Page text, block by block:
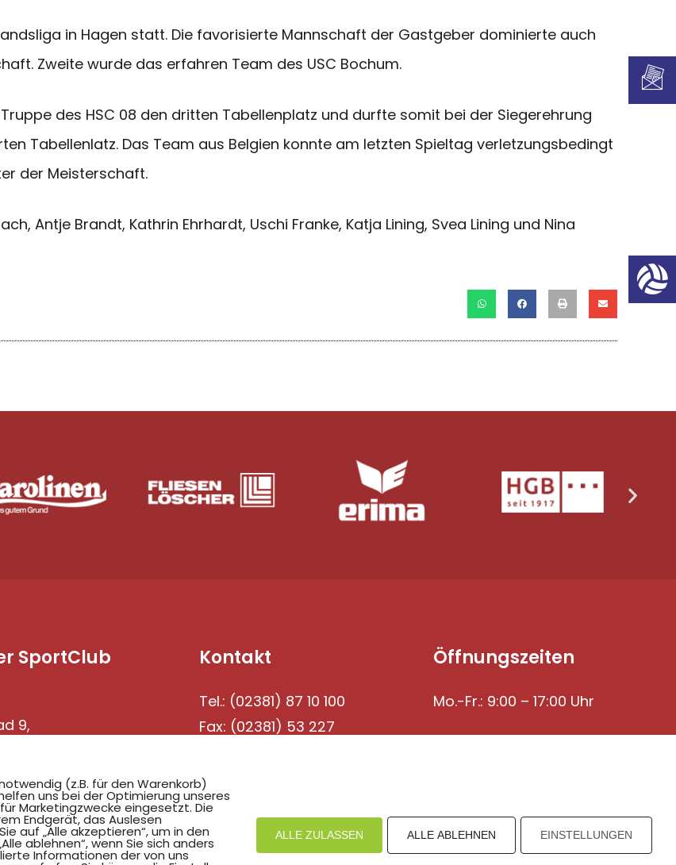
in Hagen statt. Die favorisierte Mannschaft der Gastgeber dominierte auch
Zweite wurde das erfahren Team des USC Bochum.
des HSC 08 den dritten Tabellenplatz und durfte somit bei der Siegerehrung
Tabellenlatz. Das Team aus Belgien konnte am letzten Spieltag verletzungsbedingt
der Meisterschaft.
Antje Brandt, Kathrin Ehrhardt, Uschi Franke, Katja Lining, Svea Lining und Nina
SportClub
9,
Kontakt
Tel.: (02381) 87 10 100
Fax: (02381) 53 227
Öffnungszeiten
Mo.-Fr.: 9:00 – 17:00 Uhr
(z.B. für den Warenkorb)
uns bei der Optimierung unseres
Marketingzwecke eingesetzt. Die
Endgerät, das Auslesen
auf „Alle akzeptieren“, um in den
ablehnen“, wenn Sie sich anders
Informationen der von uns
ALLE ZULASSEN ALLE ABLEHNEN EINSTELLUNGEN